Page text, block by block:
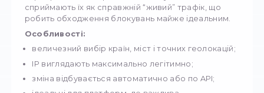
їх застосування
Принцип автоматичної зміни IP однаковий
задані інтервали або вручну. Проте способи
реалізації, стабільність та сфери
суттєво різняться залежно від типу.